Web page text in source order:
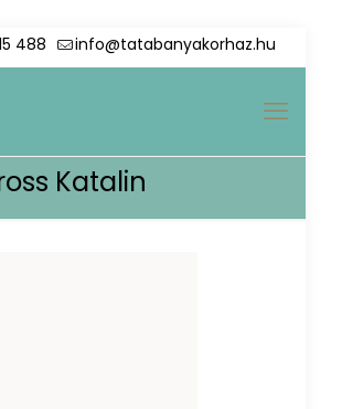
488 info@tatabanyakorhaz.hu
Katalin